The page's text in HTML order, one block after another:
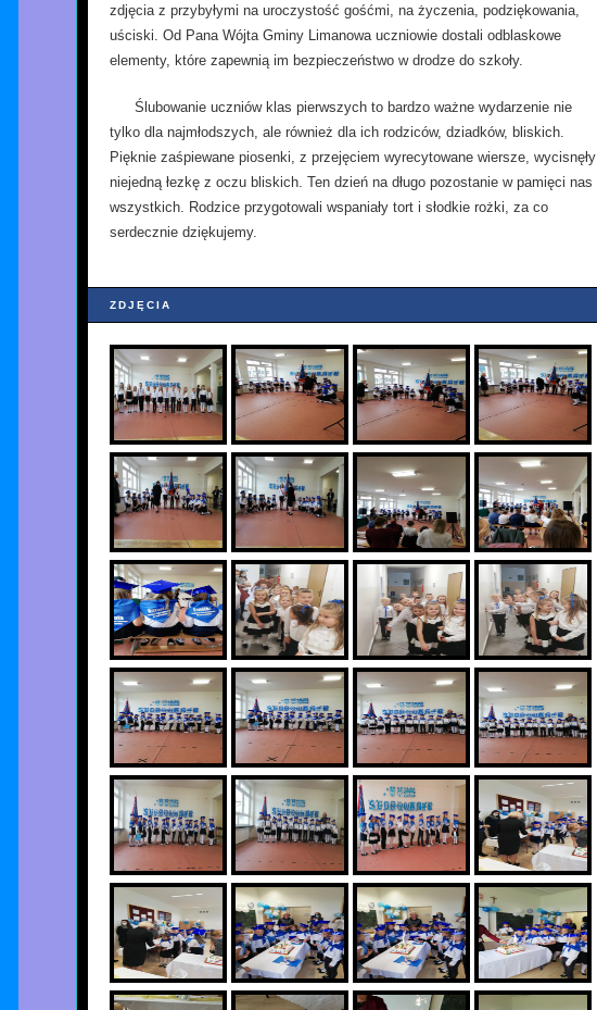
zdjęcia z przybyłymi na uroczystość gośćmi, na życzenia, podziękowania,
uściski. Od Pana Wójta Gminy Limanowa uczniowie dostali odblaskowe
elementy, które zapewnią im bezpieczeństwo w drodze do szkoły.
Ślubowanie uczniów klas pierwszych to bardzo ważne wydarzenie nie
tylko dla najmłodszych, ale również dla ich rodziców, dziadków, bliskich.
Pięknie zaśpiewane piosenki, z przejęciem wyrecytowane wiersze, wycisnęły
niejedną łezkę z oczu bliskich. Ten dzień na długo pozostanie w pamięci nas
wszystkich. Rodzice przygotowali wspaniały tort i słodkie rożki, za co
serdecznie dziękujemy.
ZDJĘCIA